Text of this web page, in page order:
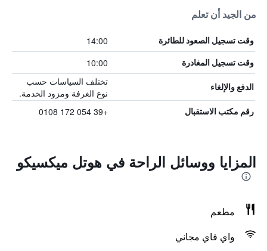
من الجيد أن تعلم
وقت تسجيل الصعود للطائرة 14:00
وقت تسجيل المغادرة 10:00
الدفع والإلغاء
تختلف السياسات حسب
نوع الغرفة ومزود الخدمة.
رقم مكتب الاستقبال +39 054 172 0108
المزايا ووسائل الراحة في هوتل ميكسيكو
مطعم
واي فاي مجاني